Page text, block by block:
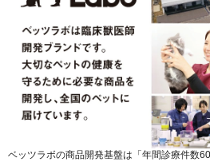
ベッツラボの商品開発基盤は「年間診療件数